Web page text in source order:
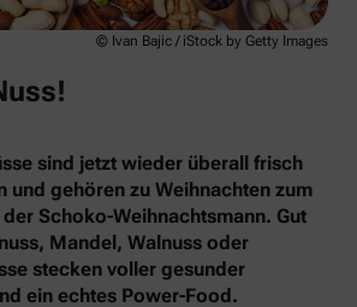
© Ivan Bajic / iStock by Getty Images
sind jetzt wieder überall frisch
und gehören zu Weihnachten zum
Schoko-Weihnachtsmann. Gut
Mandel, Walnuss oder
stecken voller gesunder
ein echtes Power-Food.